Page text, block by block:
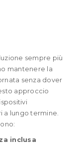
sempre più
mantenere la
senza dover
approccio
a lungo termine.
inclusa